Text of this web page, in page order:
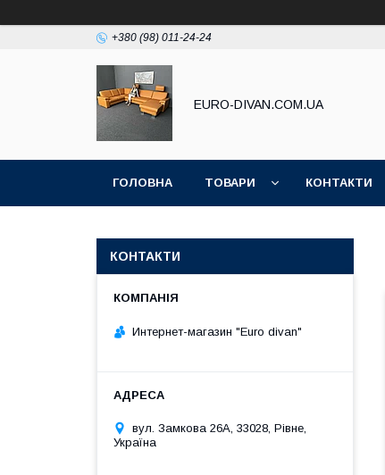
+380 (98) 011-24-24
EURO-DIVAN.COM.UA
ГОЛОВНА ТОВАРИ КОНТАКТИ
КОНТАКТИ
Интернет-магазин "Euro divan"
вул. Замкова 26А, 33028, Рівне,
Україна